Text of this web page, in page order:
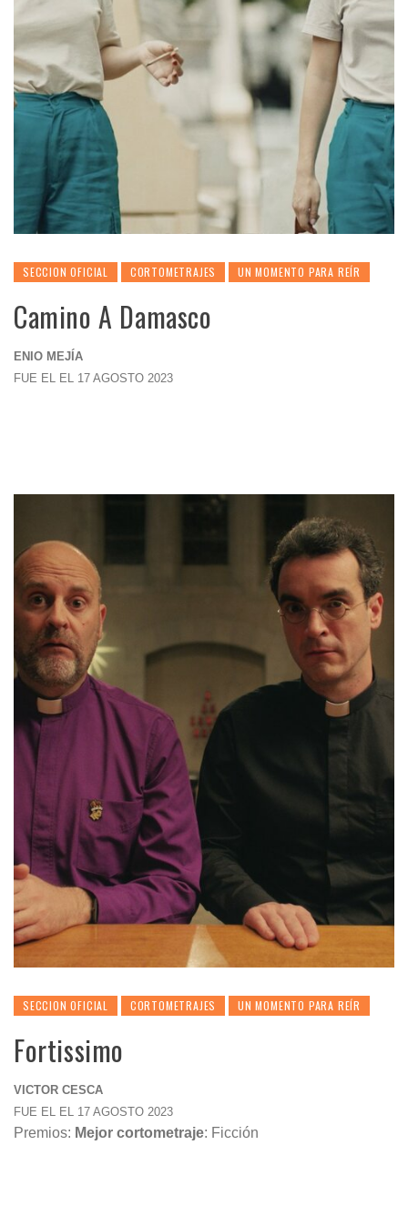
SECCION OFICIAL CORTOMETRAJES UN MOMENTO PARA REÍR
Camino A Damasco
ENIO MEJÍA
FUE EL EL 17 AGOSTO 2023
SECCION OFICIAL CORTOMETRAJES UN MOMENTO PARA REÍR
Fortissimo
VICTOR CESCA
FUE EL EL 17 AGOSTO 2023
Premios: Mejor cortometraje: Ficción